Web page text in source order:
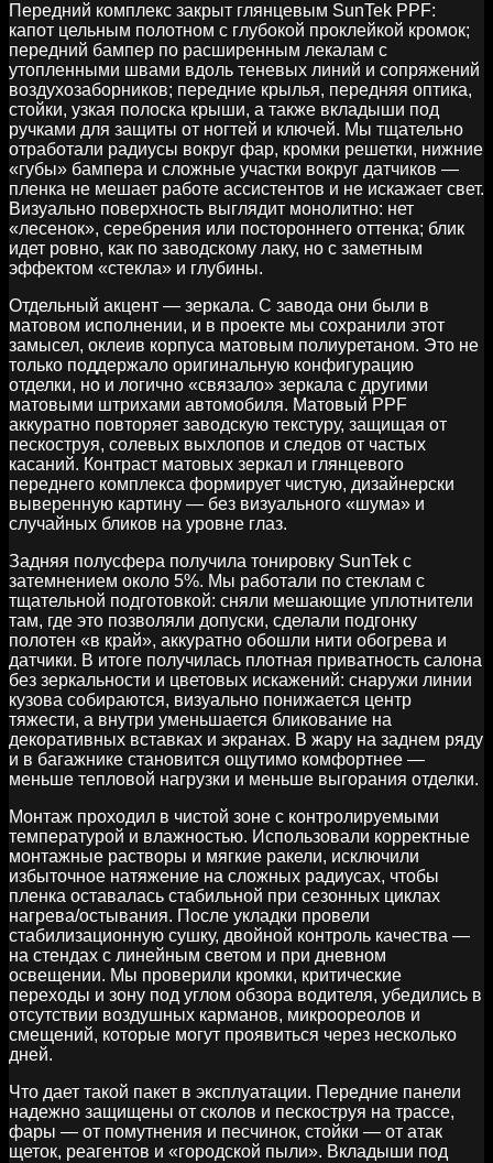
Передний комплекс закрыт глянцевым SunTek PPF:
капот цельным полотном с глубокой проклейкой кромок;
передний бампер по расширенным лекалам с
утопленными швами вдоль теневых линий и сопряжений
воздухозаборников; передние крылья, передняя оптика,
стойки, узкая полоска крыши, а также вкладыши под
ручками для защиты от ногтей и ключей. Мы тщательно
отработали радиусы вокруг фар, кромки решетки, нижние
«губы» бампера и сложные участки вокруг датчиков —
пленка не мешает работе ассистентов и не искажает свет.
Визуально поверхность выглядит монолитно: нет
«лесенок», серебрения или постороннего оттенка; блик
идет ровно, как по заводскому лаку, но с заметным
эффектом «стекла» и глубины.
Отдельный акцент — зеркала. С завода они были в
матовом исполнении, и в проекте мы сохранили этот
замысел, оклеив корпуса матовым полиуретаном. Это не
только поддержало оригинальную конфигурацию
отделки, но и логично «связало» зеркала с другими
матовыми штрихами автомобиля. Матовый PPF
аккуратно повторяет заводскую текстуру, защищая от
пескоструя, солевых выхлопов и следов от частых
касаний. Контраст матовых зеркал и глянцевого
переднего комплекса формирует чистую, дизайнерски
выверенную картину — без визуального «шума» и
случайных бликов на уровне глаз.
Задняя полусфера получила тонировку SunTek с
затемнением около 5%. Мы работали по стеклам с
тщательной подготовкой: сняли мешающие уплотнители
там, где это позволяли допуски, сделали подгонку
полотен «в край», аккуратно обошли нити обогрева и
датчики. В итоге получилась плотная приватность салона
без зеркальности и цветовых искажений: снаружи линии
кузова собираются, визуально понижается центр
тяжести, а внутри уменьшается бликование на
декоративных вставках и экранах. В жару на заднем ряду
и в багажнике становится ощутимо комфортнее —
меньше тепловой нагрузки и меньше выгорания отделки.
Монтаж проходил в чистой зоне с контролируемыми
температурой и влажностью. Использовали корректные
монтажные растворы и мягкие ракели, исключили
избыточное натяжение на сложных радиусах, чтобы
пленка оставалась стабильной при сезонных циклах
нагрева/остывания. После укладки провели
стабилизационную сушку, двойной контроль качества —
на стендах с линейным светом и при дневном
освещении. Мы проверили кромки, критические
переходы и зону под углом обзора водителя, убедились в
отсутствии воздушных карманов, микроореолов и
смещений, которые могут проявиться через несколько
дней.
Что дает такой пакет в эксплуатации. Передние панели
надежно защищены от сколов и пескоструя на трассе,
фары — от помутнения и песчинок, стойки — от атак
щеток, реагентов и «городской пыли». Вкладыши под